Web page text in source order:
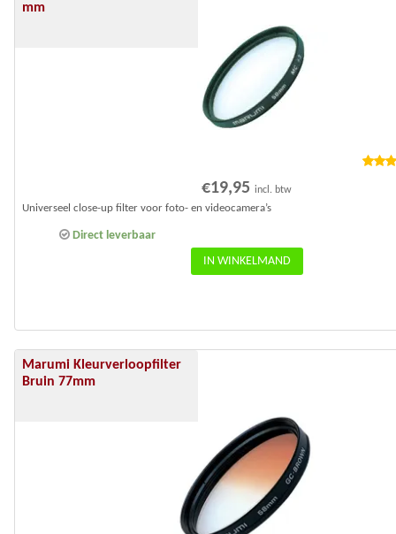
mm
€19,95 incl. btw
Direct leverbaar
Universeel close-up filter voor foto- en videocamera’s
IN WINKELMAND
Aanbieding!
Marumi Kleurverloopfilter
Bruin 77mm